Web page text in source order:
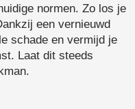
normen. Zo los je
een vernieuwd
schade en vermijd je
Laat dit steeds